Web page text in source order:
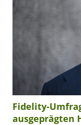
Fidelity-
ausgeprägten